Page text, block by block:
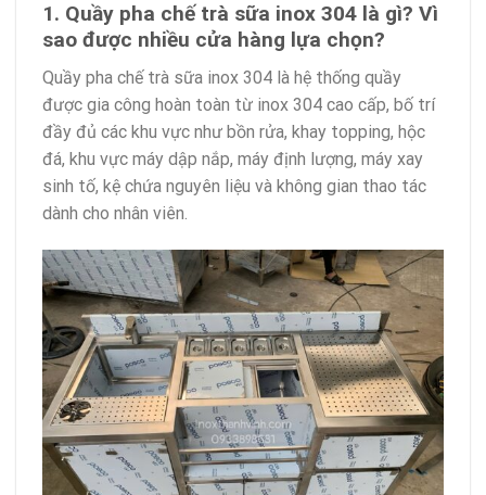
1. Quầy pha chế trà sữa inox 304 là gì? Vì
sao được nhiều cửa hàng lựa chọn?
Quầy pha chế trà sữa inox 304 là hệ thống quầy
được gia công hoàn toàn từ inox 304 cao cấp, bố trí
đầy đủ các khu vực như bồn rửa, khay topping, hộc
đá, khu vực máy dập nắp, máy định lượng, máy xay
sinh tố, kệ chứa nguyên liệu và không gian thao tác
dành cho nhân viên.